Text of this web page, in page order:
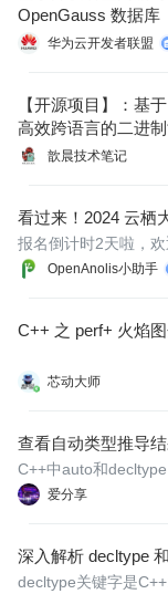
OpenGauss 数据库
华为云开发者联盟
【开源项目】：基
高效跨语言的二进
协议开发效率！
歆晨技术笔记
看过来！2024 云栖
OpenAnolis小助手
报名倒计时2天啦，欢
家讲解原理、现场实
C++ 之 perf+ 火焰
芯动大师
查看自动类型推导
爱分享
C++中auto和
告诉你，这里介绍几
深入解析 decltype
decltype关键字是